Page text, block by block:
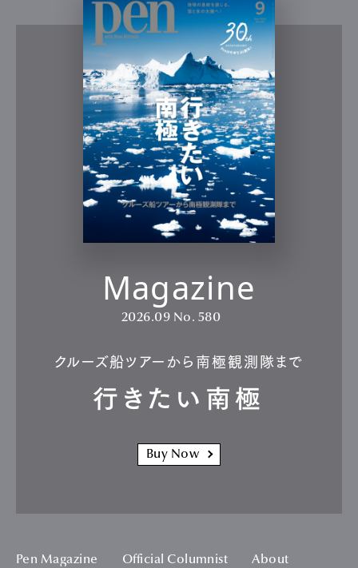
Magazine
2026.09 No. 580
クルーズ船ツアーから南極観測隊まで
行きたい南極
Buy Now
Pen Magazine Official Columnist
About